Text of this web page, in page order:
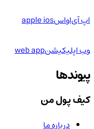
اپ آی‌او‌اسapple ios
وب اپلیکیشنweb app
پیوندها
کیف پول من
درباره ما